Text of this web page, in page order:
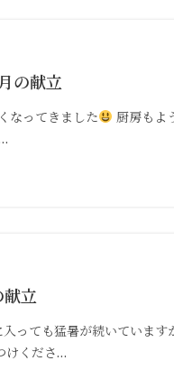
の献立
なってきました
厨房もよ
立
っても猛暑が続いていま
けくださ…